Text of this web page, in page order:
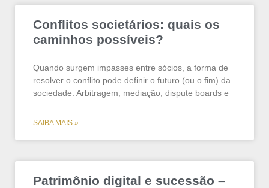
Conflitos societários: quais os
caminhos possíveis?
Quando surgem impasses entre sócios, a forma de
resolver o conflito pode definir o futuro (ou o fim) da
sociedade. Arbitragem, mediação, dispute boards e
SAIBA MAIS »
Patrimônio digital e sucessão –